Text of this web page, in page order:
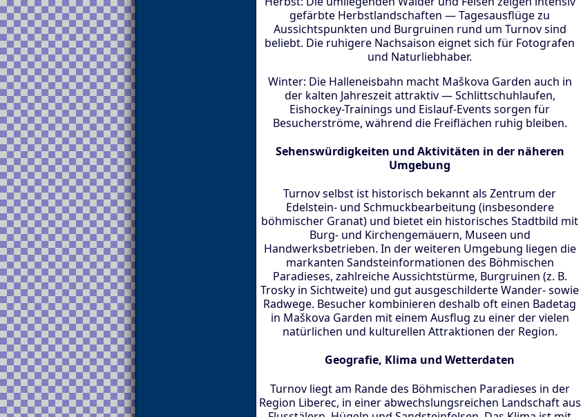
gefärbte Herbstlandschaften — Tagesausflüge zu
Aussichtspunkten und Burgruinen rund um Turnov sind
beliebt. Die ruhigere Nachsaison eignet sich für Fotografen
und Naturliebhaber.
Winter: Die Halleneisbahn macht Maškova Garden auch in
der kalten Jahreszeit attraktiv — Schlittschuhlaufen,
Eishockey-Trainings und Eislauf-Events sorgen für
Besucherströme, während die Freiflächen ruhig bleiben.
Sehenswürdigkeiten und Aktivitäten in der näheren
Umgebung
Turnov selbst ist historisch bekannt als Zentrum der
Edelstein- und Schmuckbearbeitung (insbesondere
böhmischer Granat) und bietet ein historisches Stadtbild mit
Burg- und Kirchengemäuern, Museen und
Handwerksbetrieben. In der weiteren Umgebung liegen die
markanten Sandsteinformationen des Böhmischen
Paradieses, zahlreiche Aussichtstürme, Burgruinen (z. B.
Trosky in Sichtweite) und gut ausgeschilderte Wander- sowie
Radwege. Besucher kombinieren deshalb oft einen Badetag
in Maškova Garden mit einem Ausflug zu einer der vielen
natürlichen und kulturellen Attraktionen der Region.
Geografie, Klima und Wetterdaten
Turnov liegt am Rande des Böhmischen Paradieses in der
Region Liberec, in einer abwechslungsreichen Landschaft aus